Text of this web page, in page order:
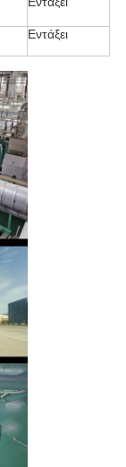
Εντάξει